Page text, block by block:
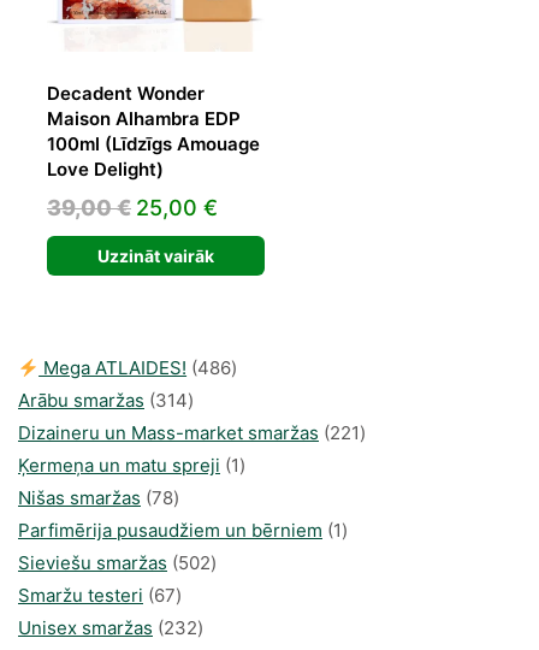
Decadent Wonder
Maison Alhambra EDP
100ml (Līdzīgs Amouage
Love Delight)
39,00€ Original
price
was:
25,00 €
price
is:
Uzzināt vairāk
Mega ATLAIDES! 486486
Arābu smaržas 314314
produkti
Dizaineru un Mass-market smaržas 221221
Ķermeņa un matu spreji 11
Nišas smaržas 7878
produkts
Parfimērija pusaudžiem un bērniem 11
Sieviešu smaržas 502502
Smaržu testeri 6767
produkts
Unisex smaržas 232232